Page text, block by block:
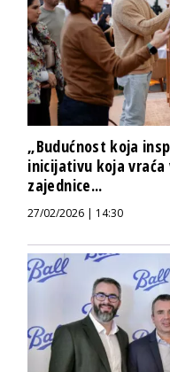
„Budućnost koja
inicijativu koja vraća
zajednice...
27/02/2026 | 14:30